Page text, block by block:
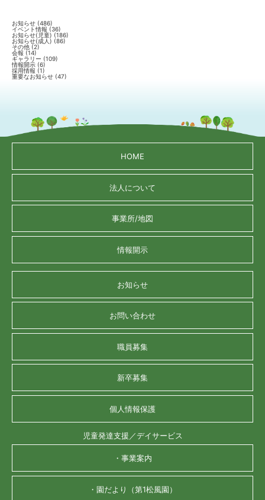
お知らせ (486)
イベント情報 (36)
お知らせ(児童) (186)
お知らせ(成人) (86)
その他 (2)
会報 (14)
ギャラリー (109)
情報開示 (6)
採用情報 (1)
重要なお知らせ (47)
HOME
法人について
事業所/地図
情報開示
お知らせ
お問い合わせ
職員募集
新卒募集
個人情報保護
児童発達支援／デイサービス
・事業案内
・園だより（第1松風園）